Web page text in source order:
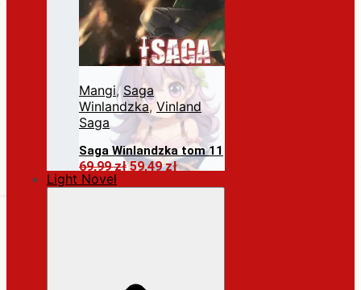
Mangi, Saga
Winlandzka, Vinland
Saga
Saga Winlandzka tom 11
69,99złPierwotna
59,49złAktualna
Dodaj do koszyka
Light Novel